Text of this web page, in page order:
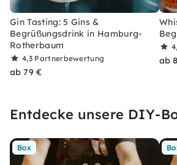
Gin Tasting: 5 Gins &
Begrüßungsdrink in Hamburg-
Rotherbaum
4,3 Partnerbewertung
ab 79 €
ab
Entdecke unsere DIY-
Box